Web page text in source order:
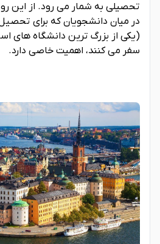
تحصیلی به شمار می رود. از این رو
در میان دانشجویان که برای
(یکی از بزرگ ترین دانشگاه های
سفر می کنند، اهمیت خاصی دارد.